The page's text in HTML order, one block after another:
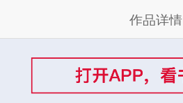
作品详情